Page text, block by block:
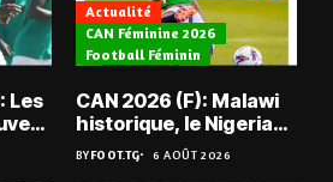
Les
Actualité
CAN Féminine 2026
Football Féminin
CAN 2026 (F): Malawi
historique, le Nigeria
sauvé, la Zambie
éliminée
BYFOOT.TG 6 AOÛT 2026